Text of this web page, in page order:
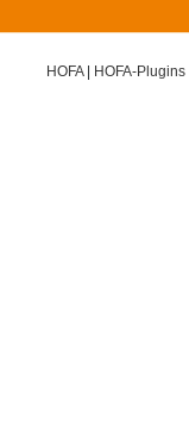
HOFA| HOFA-Plugins|